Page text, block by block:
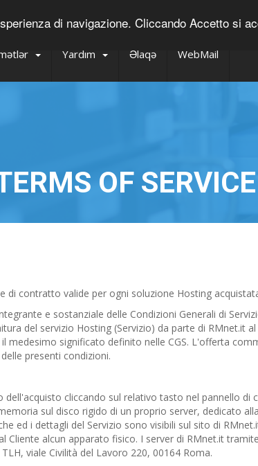
di navigazione. Cliccando Accetto si
Yardım Əlaqə WebMail
OF SERVICE
di contratto valide per ogni soluzione Hosting
e sostanziale delle Condizioni Generali di
del servizio Hosting (Servizio) da parte di RMnet.it
medesimo significato definito nelle CGS. L'offerta
presenti condizioni.
dell'acquisto cliccando sul relativo tasto nel pannello
sul disco rigido di un proprio server, dedicato
ed i dettagli del Servizio sono visibili sul sito di
Cliente alcun apparato fisico. I server di RMnet.it
viale Civilità del Lavoro 220, 00164 Roma.